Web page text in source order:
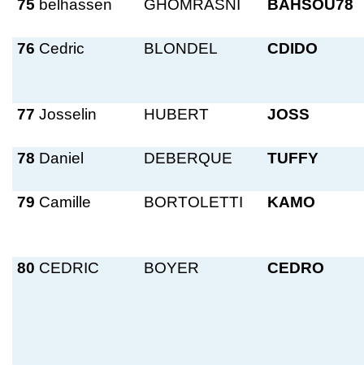
75 belhassen GHOMRASNI BAHSOU78
76 Cedric BLONDEL CDIDO
77 Josselin HUBERT JOSS
78 Daniel DEBERQUE TUFFY
79 Camille BORTOLETTI KAMO
80 CEDRIC BOYER CEDRO